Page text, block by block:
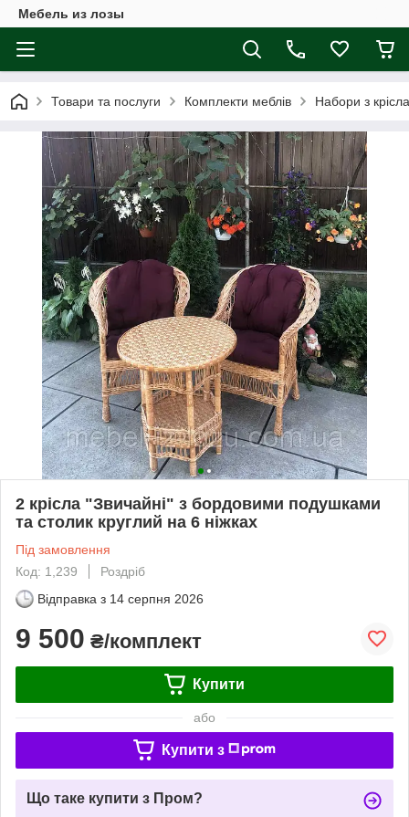
Мебель из лозы
Товари та послуги Комплекти меблів Набори з
2 крісла "Звичайні" з бордовими подушками
та столик круглий на 6 ніжках
Під замовлення
Код: 1,239
Роздріб
Відправка з 14 серпня 2026
9 500 ₴/комплект
Купити
або
Купити з
Що таке купити з Пром?